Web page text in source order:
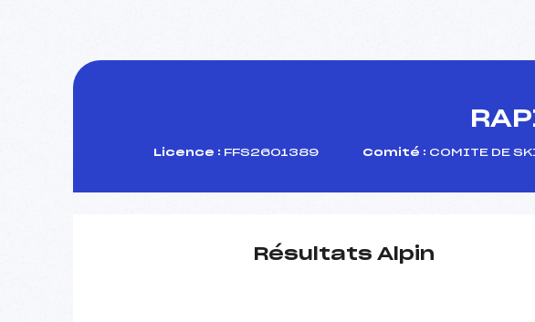
Licence : FFS2601389 Comité : COMITE DE
Résultats Alpin